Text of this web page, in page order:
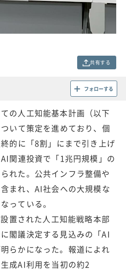
共有する
フォローする
の人工知能基本計画（以下
いて策定を進めており、個
的に「8割」にまで引き上げ
関連投資で「1兆円規模」の
れた。公共インフラ整備や
まれ、AI社会への大規模な
っている。
置された人工知能戦略本部
閣議決定する見込みの「AI
らかになった。報道によれ
成AI利用を当初の約2